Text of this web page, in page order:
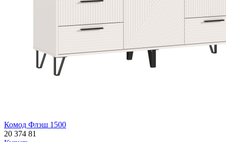
Комод Флэш 1500
20 374 81